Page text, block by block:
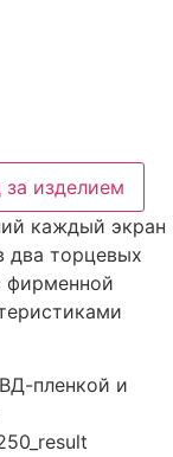
за изделием
каждый экран
два торцевых
фирменной
пленкой и